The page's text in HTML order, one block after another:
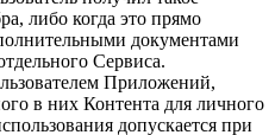
либо когда это прямо
документами
Сервиса.
Приложений,
в них Контента для личного
допускается при